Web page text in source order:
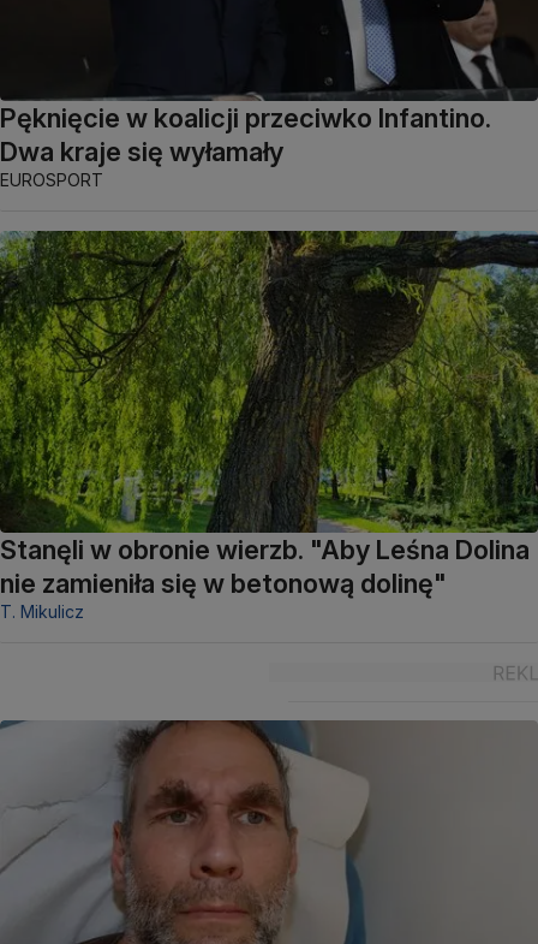
Pęknięcie w koalicji przeciwko Infantino.
Dwa kraje się wyłamały
EUROSPORT
Stanęli w obronie wierzb. "Aby Leśna Dolina
nie zamieniła się w betonową dolinę"
T. Mikulicz